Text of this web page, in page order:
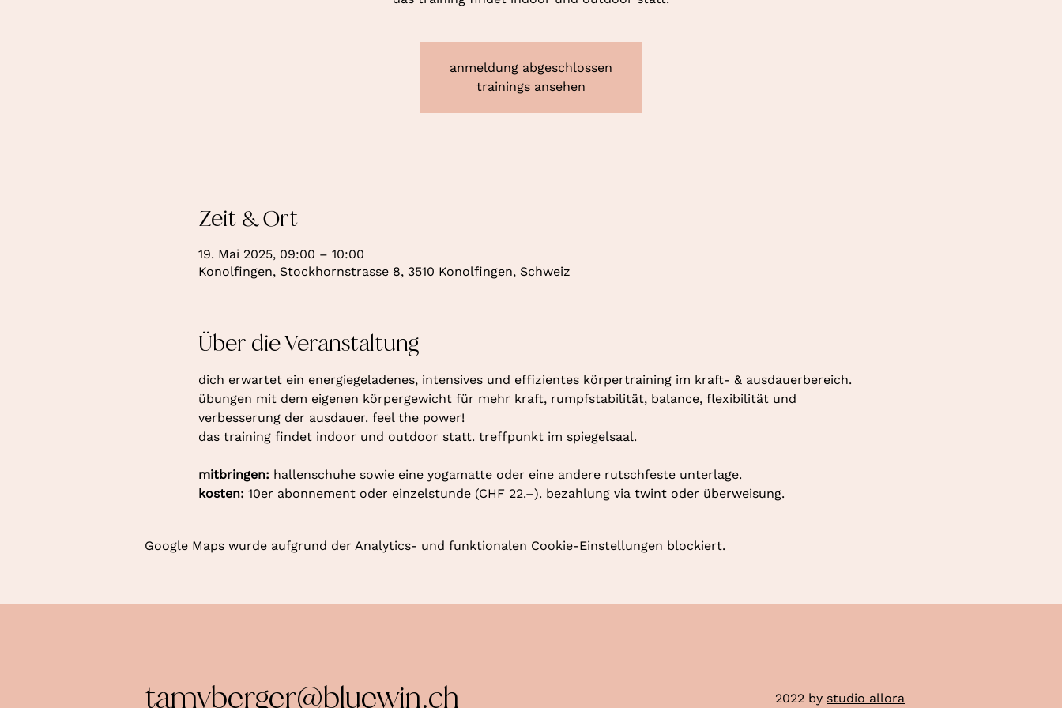
anmeldung abgeschlossen
trainings ansehen
Zeit & Ort
19. Mai 2025, 09:00 – 10:00
Konolfingen, Stockhornstrasse 8, 3510 Konolfingen, Schweiz
Über die Veranstaltung
dich erwartet ein energiegeladenes, intensives und effizientes körpertraining im kraft- & ausdauerbereich.
übungen mit dem eigenen körpergewicht für mehr kraft, rumpfstabilität, balance, flexibilität und
verbesserung der ausdauer. feel the power!
das training findet indoor und outdoor statt. treffpunkt im spiegelsaal.
mitbringen: hallenschuhe sowie eine yogamatte oder eine andere rutschfeste unterlage.
kosten: 10er abonnement oder einzelstunde (CHF 22.–). bezahlung via twint oder überweisung.
Google Maps wurde aufgrund der Analytics- und funktionalen Cookie-Einstellungen blockiert.
tamyberger@bluewin.ch 2022 by studio allora